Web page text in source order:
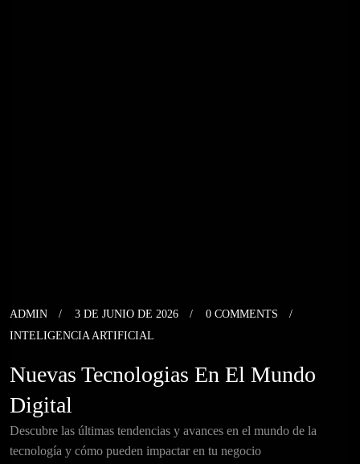
ADMIN 3 DE JUNIO DE 2026
0 COMMENTS
INTELIGENCIA ARTIFICIAL
Nuevas Tecnologias En El Mundo
Digital
Descubre las últimas tendencias y avances en el mundo de la
tecnología y cómo pueden impactar en tu negocio